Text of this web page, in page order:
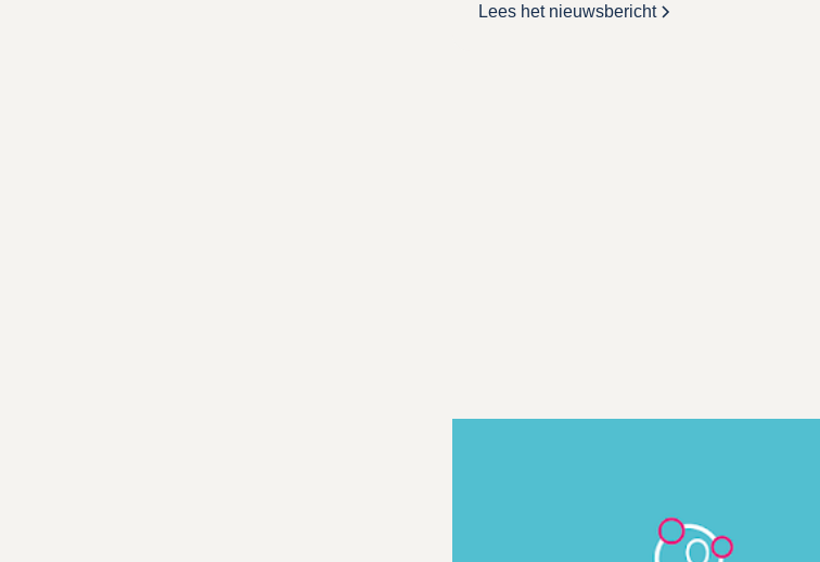
Lees het nieuwsbericht
Inloggen - MijnGezondheid.net